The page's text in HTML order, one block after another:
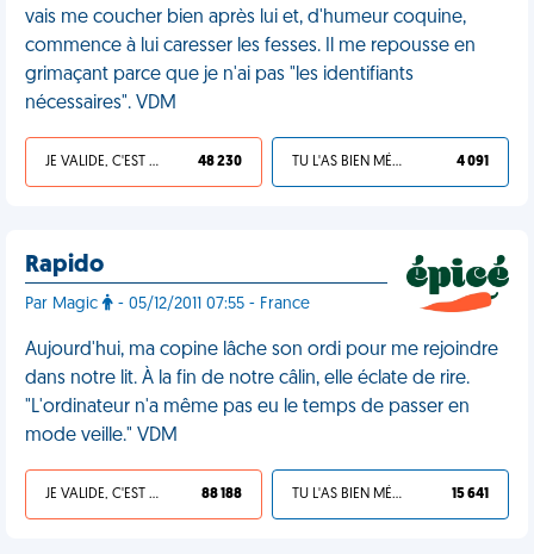
vais me coucher bien après lui et, d'humeur coquine,
commence à lui caresser les fesses. Il me repousse en
grimaçant parce que je n'ai pas "les identifiants
nécessaires". VDM
JE VALIDE, C'EST UNE VDM 48 230 TU L'AS BIEN MÉRITÉ 4 091
Rapido
Par Magic - 05/12/2011 07:55 - France
Aujourd'hui, ma copine lâche son ordi pour me rejoindre
dans notre lit. À la fin de notre câlin, elle éclate de rire.
"L'ordinateur n'a même pas eu le temps de passer en
mode veille." VDM
JE VALIDE, C'EST UNE VDM 88 188 TU L'AS BIEN MÉRITÉ 15 641